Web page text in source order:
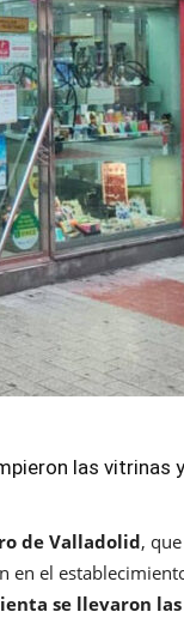
las vitrinas y
de Valladolid, que
en el
se llevaron las